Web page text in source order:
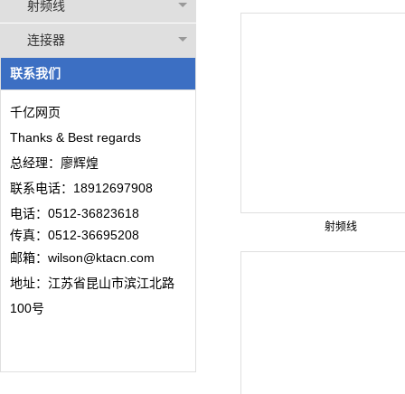
射频线
连接器
联系我们
千亿网页
Thanks & Best regards
总经理：廖辉煌
联系电话：18912697908
电话：0512-36823618
传真：0512-36695208
邮箱：wilson@ktacn.com
地址：江苏省昆山市滨江北路
100号
射频线